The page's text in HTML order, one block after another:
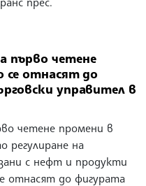
първо четене
се отнасят до
управител в
четене промени в
регулиране на
с нефт и продукти
отнасят до фигурата